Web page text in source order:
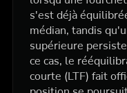
s'est déjà
médian, tandis
supérieure
ce cas, le
courte (LTF) fait